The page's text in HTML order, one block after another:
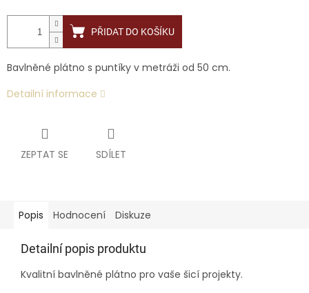
PŘIDAT DO KOŠÍKU
Bavlněné plátno s puntíky v metráži od 50 cm.
Detailní informace
ZEPTAT SE SDÍLET
Popis Hodnocení Diskuze
Detailní popis produktu
Kvalitní bavlněné plátno pro vaše šicí projekty.